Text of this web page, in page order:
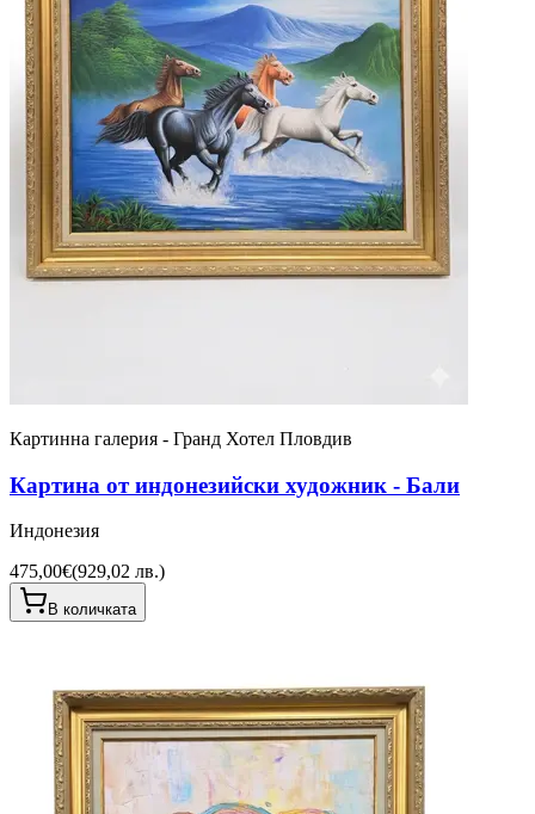
Картинна галерия - Гранд Хотел Пловдив
Картина от индонезийски художник - Бали
Индонезия
475,00€(929,02 лв.)
В количката